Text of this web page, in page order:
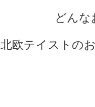
どんな
北欧テイストの